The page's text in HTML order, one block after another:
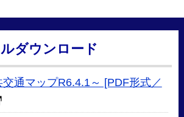
ダウンロード
通マップR6.4.1～ [PDF形式／